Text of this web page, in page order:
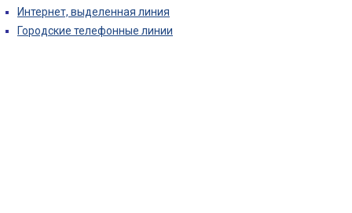
Интернет, выделенная линия
Городские телефонные линии